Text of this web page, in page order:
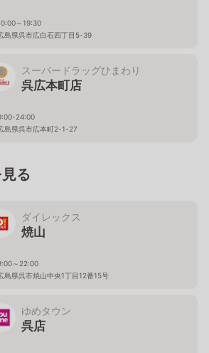
～19:30
島県呉市広白石四丁目5-39
スーパードラッグひまわり
呉広本町店
24:00
島県呉市広本町2-1-27
る
ダイレックス
焼山
～22:00
島県呉市焼山中央1丁目12番15号
ゆめタウン
呉店